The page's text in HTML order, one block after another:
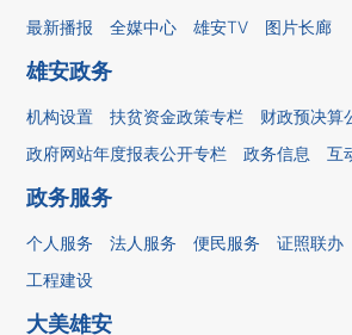
最新播报 全媒中心 雄安TV 图片长廊
雄安政务
机构设置 扶贫资金政策专栏
财政预决算
政府网站年度报表公开专栏
政务信息 互
政务服务
个人服务 法人服务 便民服务 证照联办
工程建设
大美雄安